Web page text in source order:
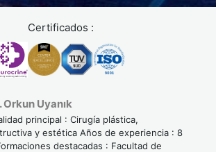
Certificados :
Orkun Uyanık
principal : Cirugía plástica,
y estética Años de experiencia : 8
destacadas : Facultad de